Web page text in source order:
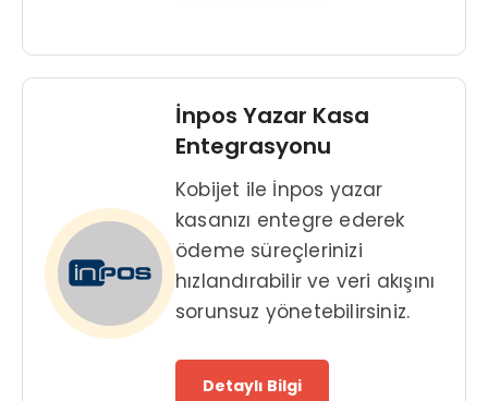
İnpos Yazar Kasa
Entegrasyonu
Kobijet ile İnpos yazar
kasanızı entegre ederek
ödeme süreçlerinizi
hızlandırabilir ve veri akışını
sorunsuz yönetebilirsiniz.
Detaylı Bilgi